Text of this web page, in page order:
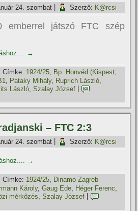
24. szombat Szerző: K@rcsi
emberrel játszó FTC szép
→
Címke: 1924/25
Bp. Honvéd (Kispest;
, Pataky Mihály, Ruprich László,
László ,Szalay József
– FTC 2:3
24. szombat Szerző: K@rcsi
→
Címke: 1924/25
Dinamo Zagreb
Károly,Gaug Ede, Héger Ferenc,
mérkőzés ,Szalay József